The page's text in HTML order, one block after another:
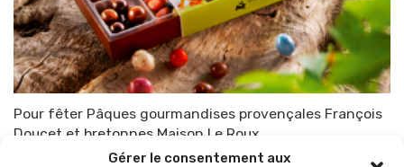
Gérer le consentement aux
Pour fêter Pâques gourmandises provençales François
Doucet et bretonnes Maison Le Roux
TOP-PARENTS 21 mars 2021